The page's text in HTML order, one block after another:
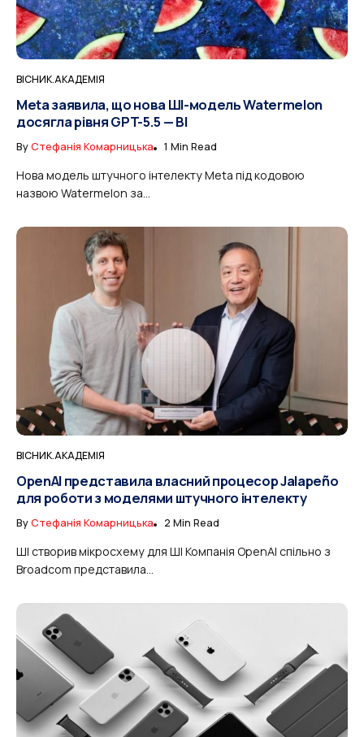
ВІСНИК.АКАДЕМІЯ
Meta заявила, що нова ШІ-модель Watermelon
досягла рівня GPT-5.5 — BI
ByСтефанія Комарницька 1 Min Read
Нова модель штучного інтелекту Meta під кодовою
назвою Watermelon за...
ВІСНИК.АКАДЕМІЯ
OpenAI представила власний процесор Jalapeño
для роботи з моделями штучного інтелекту
ByСтефанія Комарницька 2 Min Read
ШІ створив мікросхему для ШІ Компанія OpenAI спільно з
Broadcom представила...